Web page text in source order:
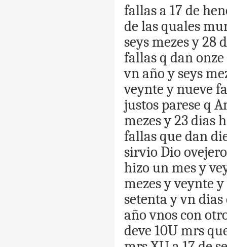
fallasa 17 de
de lasquales
seys mezesy28
fallasq danonze
vnaño y seys
veynte y nueve
justosparese q
mezesy23dias
fallasque dan
sirvio Dio ovejero
hizo un mesy
mezesyveynte y
setenta yvndias
año vnoscon
deve 10U mrs